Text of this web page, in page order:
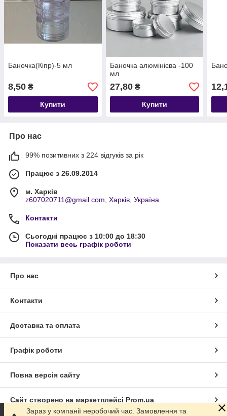
Баночка(Кіпр)-5 мл
8,50 ₴
Купити
Баночка алюмінієва -100
мл
27,80₴
Купити
Про нас
99% позитивних з 224 відгуків за рік
Працює з 26.09.2014
м. Харків
z607020711@gmail.com, Харків, Україна
Контакти
Сьогодні працює з 10:00 до 18:30
Показати весь графік роботи
Про нас
Контакти
Доставка та оплата
Графік роботи
Повна версія сайту
Сайт створено на маркетплейсі Prom.ua
Зараз у компанії неробочий час. Замовлення та